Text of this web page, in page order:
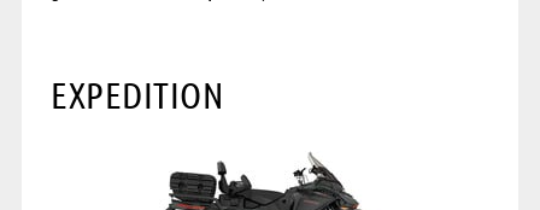
EXPEDITION